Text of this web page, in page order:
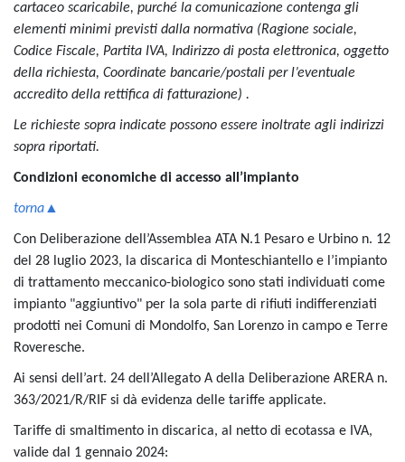
cartaceo scaricabile, purché la comunicazione contenga gli
elementi minimi previsti dalla normativa (Ragione sociale,
Codice Fiscale, Partita IVA, Indirizzo di posta elettronica, oggetto
della richiesta, Coordinate bancarie/postali per l’eventuale
accredito della rettifica di fatturazione) .
Le richieste sopra indicate possono essere inoltrate agli indirizzi
sopra riportati.
Condizioni economiche di accesso all’impianto
torna▲
Con Deliberazione dell’Assemblea ATA N.1 Pesaro e Urbino n. 12
del 28 luglio 2023, la discarica di Monteschiantello e l’impianto
di trattamento meccanico-biologico sono stati individuati come
impianto "aggiuntivo" per la sola parte di rifiuti indifferenziati
prodotti nei Comuni di Mondolfo, San Lorenzo in campo e Terre
Roveresche.
Ai sensi dell’art. 24 dell’Allegato A della Deliberazione ARERA n.
363/2021/R/RIF si dà evidenza delle tariffe applicate.
Tariffe di smaltimento in discarica, al netto di ecotassa e IVA,
valide dal 1 gennaio 2024: